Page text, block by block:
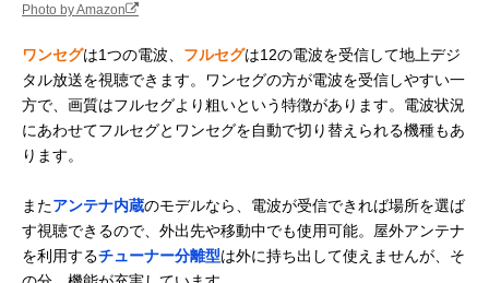
10L12
Amazonで見る
STAYER 5インチ
防水フルセグワン
水に濡れやすい場
所でもテレビを視
5インチ
Amazonで見る
山善(YAMAZEN)
手回し充電テレビ
+ラジオ JYTM-
RTV430
10年間放置しても
使える、手回し充
電対応テレビ
4.3インチ
Photo by Amazon
ワンセグは1つの電波、 フルセグは12の電波を受信して地上デジ
タル放送を視聴できます。ワンセグの方が電波を受信しやすい一
方で、画質はフルセグより粗いという特徴があります。電波状況
にあわせてフルセグとワンセグを自動で切り替えられる機種もあ
ります。
またアンテナ内蔵のモデルなら、電波が受信できれば場所を選ば
す視聴できるので、外出先や移動中でも使用可能。屋外アンテナ
を利用するチューナー分離型は外に持ち出して使えませんが、そ